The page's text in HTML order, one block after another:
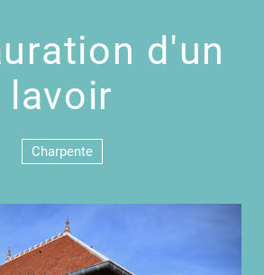
d'un
lavoir
Charpente